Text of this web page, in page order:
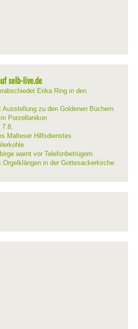
selb-live.de
Erika Ring in den
zu den Goldenen Büchern
Porzellanikon
Malteser Hilfsdienstes
warnt vor Telefonbetrügern
Orgelklängen in der Gottesackerkirche